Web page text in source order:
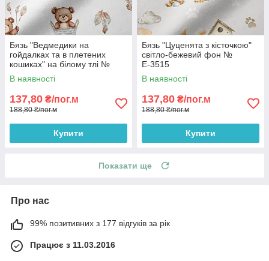
Бязь "Ведмедики на
гойдалках та в плетених
кошиках" на білому тлі №
Е-3518
В наявності
137,80 ₴/пог.м
188,80 ₴/пог.м
Купити
Бязь "Цуценята з кісточкою"
світло-бежевий фон №
Е-3515
В наявності
137,80 ₴/пог.м
188,80 ₴/пог.м
Купити
Показати ще
Про нас
99% позитивних з 177 відгуків за рік
Працює з 11.03.2016